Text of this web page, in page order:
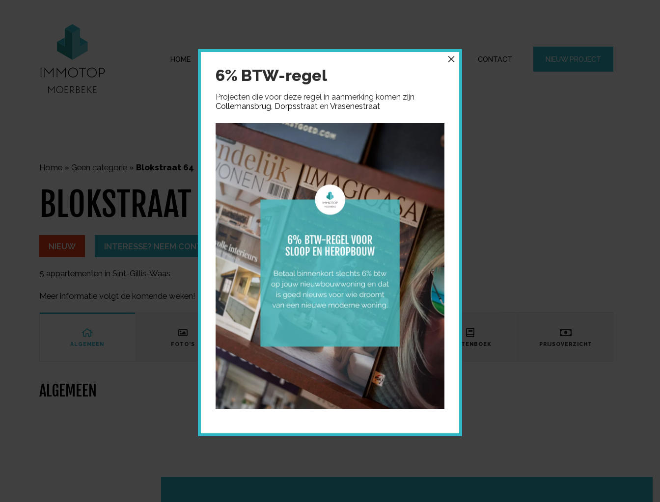
HOME VERKOCHTE PROJECTEN CONTACT NIEUW PROJECT
Home» Geen categorie» Blokstraat 64
BLOKSTRAAT 64
NIEUW INTERESSE? NEEM CONTACT OP!
5 appartementen in Sint-Gillis-Waas
Meer informatie volgt de komende weken!
ALGEMEEN FOTO'S LASTENBOEK PRIJSOVERZICHT
ALGEMEEN
6% BTW-regel
Projecten die voor deze regel in aanmerking komen zijn
Collemansbrug, Dorpsstraat enVrasenestraat
×